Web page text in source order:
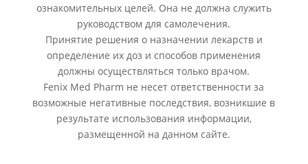
ознакомительных целей. Она не должна служить
руководством для самолечения.
Принятие решения о назначении лекарств и
определение их доз и способов применения
должны осуществляться только врачом.
Fenix Med Pharm не несет ответственности за
возможные негативные последствия, возникшие в
результате использования информации,
размещенной на данном сайте.